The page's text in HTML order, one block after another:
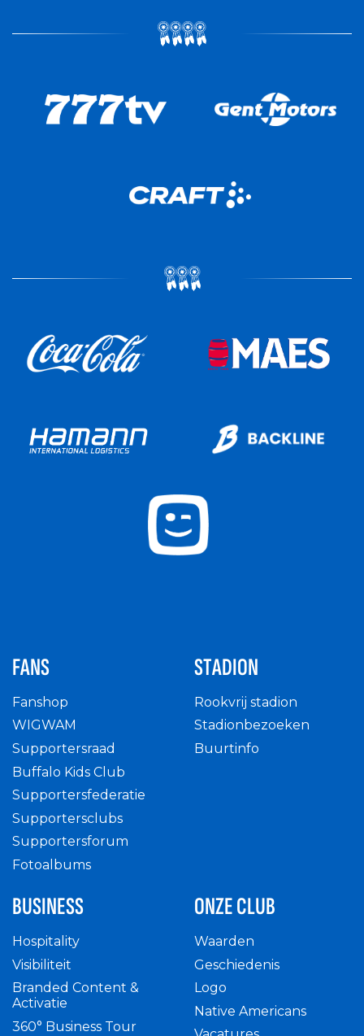
FANS
Fanshop
WIGWAM
Supportersraad
Buffalo Kids Club
Supportersfederatie
Supportersclubs
Supportersforum
Fotoalbums
STADION
Rookvrij stadion
Stadionbezoeken
Buurtinfo
BUSINESS
Hospitality
Visibiliteit
Branded Content &
Activatie
360° Business Tour
ONZE CLUB
Waarden
Geschiedenis
Logo
Native Americans